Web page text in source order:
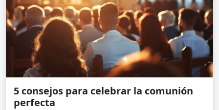
5 consejos para celebrar la comunión
perfecta